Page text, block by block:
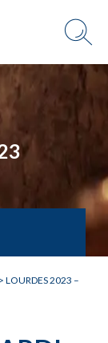
> LOURDES 2023 –